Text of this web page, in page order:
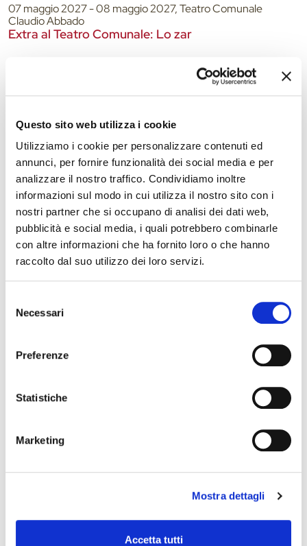
Questo sito web utilizza i cookie
Utilizziamo i cookie per personalizzare contenuti ed
annunci, per fornire funzionalità dei social media e per
analizzare il nostro traffico. Condividiamo inoltre
informazioni sul modo in cui utilizza il nostro sito con i
nostri partner che si occupano di analisi dei dati web,
pubblicità e social media, i quali potrebbero combinarle
con altre informazioni che ha fornito loro o che hanno
raccolto dal suo utilizzo dei loro servizi.
delNecessari
Preferenze
Statistiche
Marketing
Mostra dettagli
Accetta tutti
07 maggio 2027 - 08 maggio 2027, Teatro Comunale
Claudio Abbado
Extra al Teatro Comunale: Lo zar
07 maggio 2027, Teatro Nuovo Ferrara
Come rialzarsi e tornare a sorridere – Spettacolo e
cultura – Teatro Nuovo
08 maggio 2027, Teatro Nuovo Ferrara
Alice nel Paese delle Meraviglie. Musical – Musical &